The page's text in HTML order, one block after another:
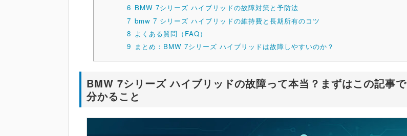
6 BMW 7シリーズ ハイブリッドの故障対策と予防法
7 bmw 7 シリーズ ハイブリッドの維持費と長期所有のコツ
8 よくある質問（FAQ）
9 まとめ：BMW 7シリーズ ハイブリッドは故障しやすいのか？
BMW 7シリーズ ハイブリッドの故障って本当？まずはこの記事で
分かること